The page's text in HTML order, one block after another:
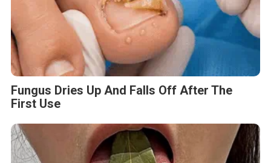
Fungus Dries Up And Falls Off After The
First Use